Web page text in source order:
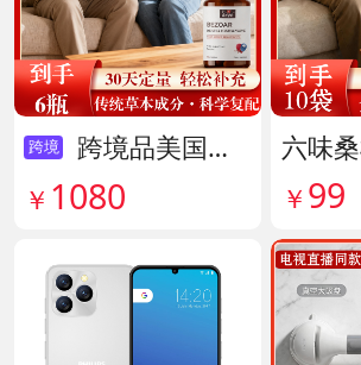
跨境
跨境品美国拜滋牛黄安神宝 货号141775
￥ 1080
￥ 99